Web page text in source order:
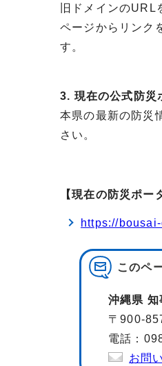
旧ドメインの
ページからリンク
す。
3. 現在の公式防災
本県の最新の防災
さい。
【現在の防災ポー
https://
このペ
沖縄県 知
〒900-
電話：
お問